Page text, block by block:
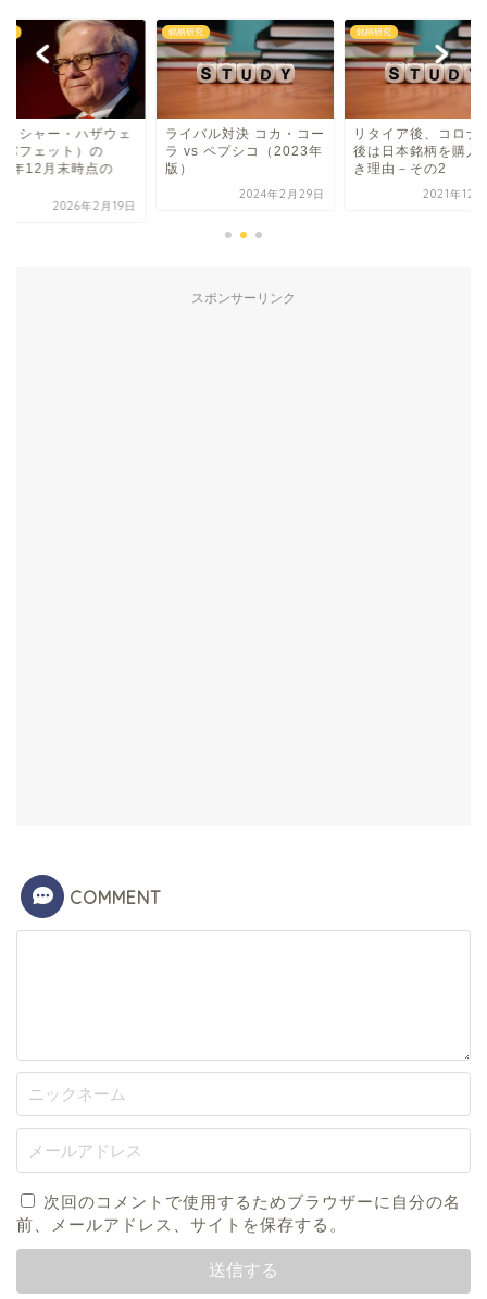
クシャー・ハザウェ
バフェット）の
年12月末時点の
2026年2月19日
銘柄研究
ライバル対決 コカ・コー
ラ vs ペプシコ（2023年
版）
2024年2月29日
銘柄研究
リタイア後、コロナ
後は日本銘柄を購入
き理由－その2
2021年12
スポンサーリンク
COMMENT
次回のコメントで使用するためブラウザーに自分の名
前、メールアドレス、サイトを保存する。